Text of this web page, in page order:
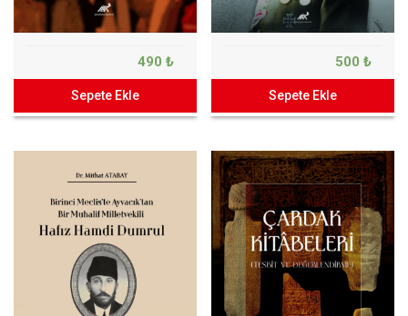
490 ₺
Sepete Ekle
500 ₺
Sepete Ekle